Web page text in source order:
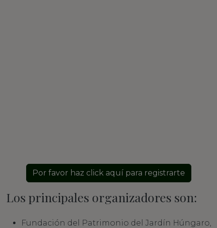
Por favor haz click aquí para registrarte
Los principales organizadores son:
Fundación del Patrimonio del Jardín Húngaro,